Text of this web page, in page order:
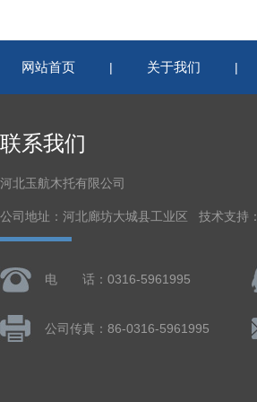
网站首页 | 关于我们 |
联系我们
河北玉航木托有限公司
公司地址：河北廊坊大城县工业区 技术支持：
电 话：0316-5961995
公司传真：86-0316-5961995